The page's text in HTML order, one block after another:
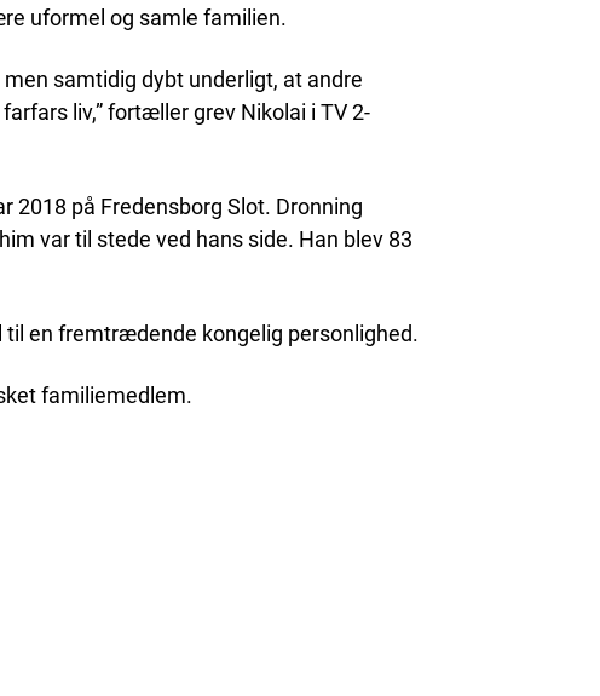
uformel og samle familien.
samtidig dybt underligt, at andre
liv,” fortæller grev Nikolai i TV 2-
2018 på Fredensborg Slot. Dronning
var til stede ved hans side. Han blev 83
en fremtrædende kongelig personlighed.
familiemedlem.